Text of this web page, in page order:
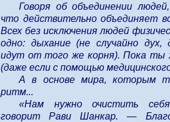
Говоря об объединении
что действительно объединяет
Всех без исключения людей
одно: дыхание (не случайно дух,
идут от того же корня). Пока
(даже если с помощью
А в основе мира, которым
ритм...
«Нам нужно очистить
говорит Рави Шанкар. —